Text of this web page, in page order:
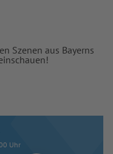
Szenen aus Bayerns
Uhr